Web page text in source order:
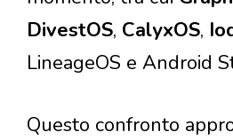
DivestOS, CalyxOS,
LineageOS e Android
Questo confronto